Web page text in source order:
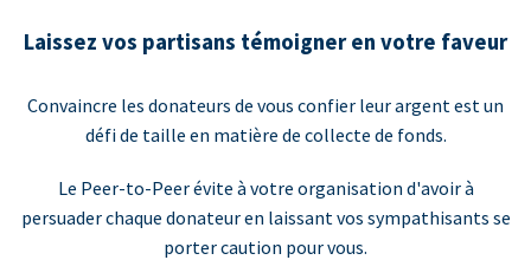
Laissez vos partisans témoigner en votre faveur
Convaincre les donateurs de vous confier leur argent est un
défi de taille en matière de collecte de fonds.
Le Peer-to-Peer évite à votre organisation d'avoir à
persuader chaque donateur en laissant vos sympathisants se
porter caution pour vous.